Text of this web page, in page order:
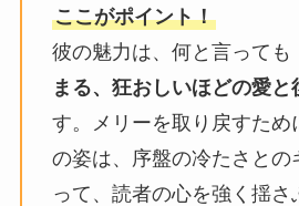
ここがポイント！
彼の魅力は、何と言っても
まる、狂おしいほどの愛と
す。メリーを取り戻すため
の姿は、序盤の冷たさとの
って、読者の心を強く揺さ